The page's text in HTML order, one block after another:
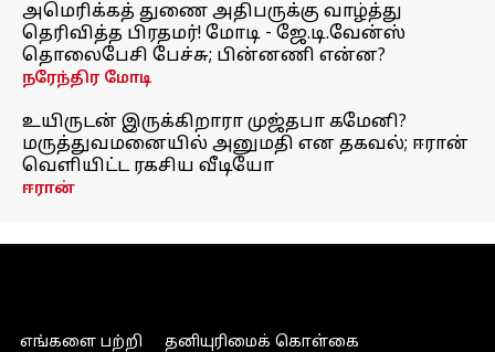
அமெரிக்கத் துணை அதிபருக்கு வாழ்த்து
தெரிவித்த பிரதமர்! மோடி - ஜே.டி.வேன்ஸ்
தொலைபேசி பேச்சு; பின்னணி என்ன?
நரேந்திர மோடி
உயிருடன் இருக்கிறாரா முஜ்தபா கமேனி?
மருத்துவமனையில் அனுமதி என தகவல்; ஈரான்
வெளியிட்ட ரகசிய வீடியோ
ஈரான்
எங்களை பற்றி தனியுரிமைக் கொள்கை